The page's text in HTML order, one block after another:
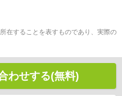
在することを表すものであり、実際の
わせする(無料)